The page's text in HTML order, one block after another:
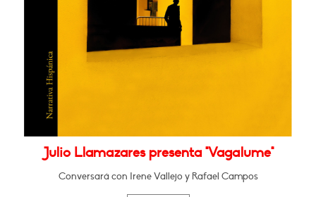
Julio Llamazares presenta "Vagalume"
Conversará con Irene Vallejo y Rafael Campos